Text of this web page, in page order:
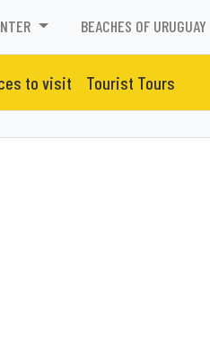
BEACHES OF URUGUAY
to visit Tourist Tours